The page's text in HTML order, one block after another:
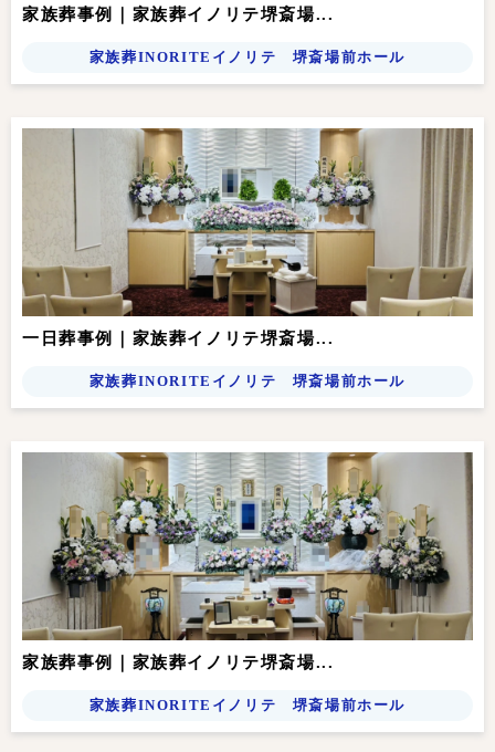
家族葬事例｜家族葬イノリテ堺斎場...
家族葬INORITEイノリテ 堺斎場前ホール
一日葬事例｜家族葬イノリテ堺斎場...
家族葬INORITEイノリテ 堺斎場前ホール
家族葬事例｜家族葬イノリテ堺斎場...
家族葬INORITEイノリテ 堺斎場前ホール